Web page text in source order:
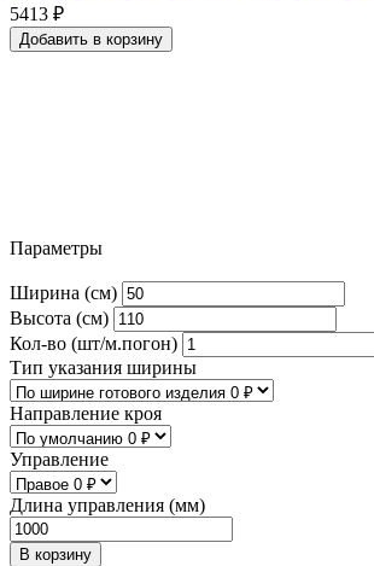
5413 ₽
Добавить в корзину
Параметры
Ширина (см)
Высота (см)
Кол-во (шт/м.погон)
Тип указания ширины
Направление кроя
Управление
Длина управления (мм)
В корзину